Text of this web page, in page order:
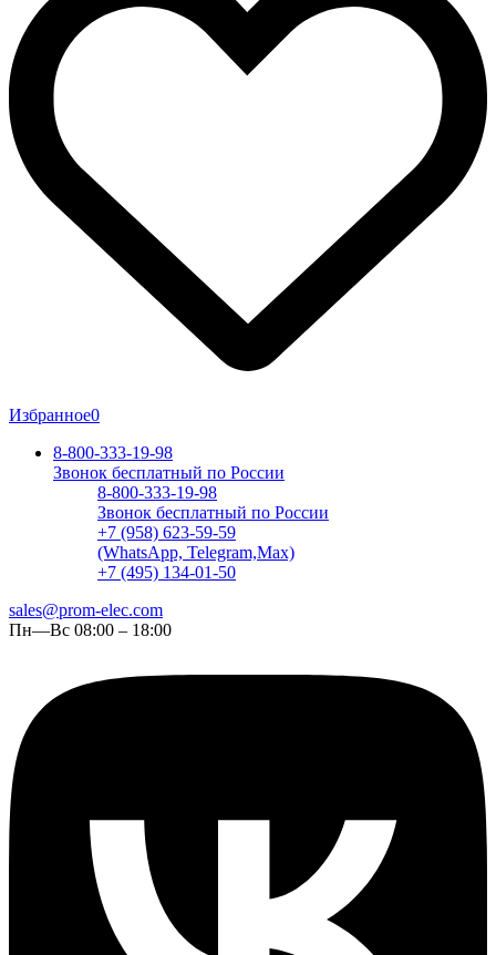
Избранное0
8-800-333-19-98
Звонок бесплатный по России
8-800-333-19-98
Звонок бесплатный по России
+7 (958) 623-59-59
(WhatsApp, Telegram,Max)
+7 (495) 134-01-50
sales@prom-elec.com
Пн—Вс 08:00 – 18:00